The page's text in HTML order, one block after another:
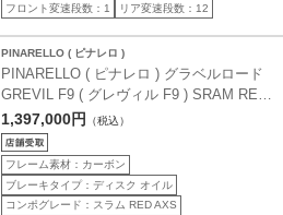
フロント変速段数：1
リア変速段数：12
PINARELLO ( ピナレロ )
PINARELLO ( ピナレロ ) グラベルロード
GREVIL F9 ( グレヴィル F9 ) SRAM RED
AXS XPLR 1x13 H300 アトラス サン 47
(身長目安160cm前後)
1,397,000円 （税込）
フレーム素材：カーボン
ブレーキタイプ：ディスク オイル
コンポグレード：スラム RED AXS